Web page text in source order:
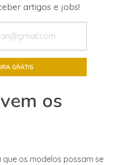
artigos e jobs!
os
os modelos possam se